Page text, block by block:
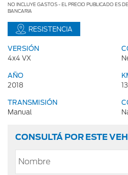
NO INCLUYE GASTOS - EL PRECIO PUBLICADO ES
BANCARIA
RESISTENCIA
VERSIÓN
4x4 VX
AÑO
2018
TRANSMISIÓN
Manual
CONSULTÁ POR ESTE